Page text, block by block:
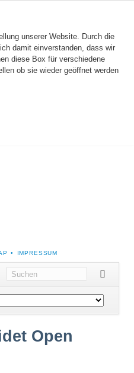
unserer Website. Durch die
damit einverstanden, dass wir
diese Box für verschiedene
ob sie wieder geöffnet werden
IMPRESSUM
Open